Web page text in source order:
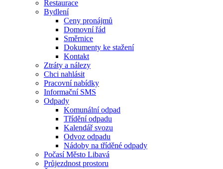
Restaurace
Bydlení
Ceny pronájmů
Domovní řád
Směrnice
Dokumenty ke stažení
Kontakt
Ztráty a nálezy
Chci nahlásit
Pracovní nabídky
Informační SMS
Odpady
Komunální odpad
Třídění odpadu
Kalendář svozu
Odvoz odpadu
Nádoby na tříděné odpady
Počasí Město Libavá
Průjezdnost prostoru